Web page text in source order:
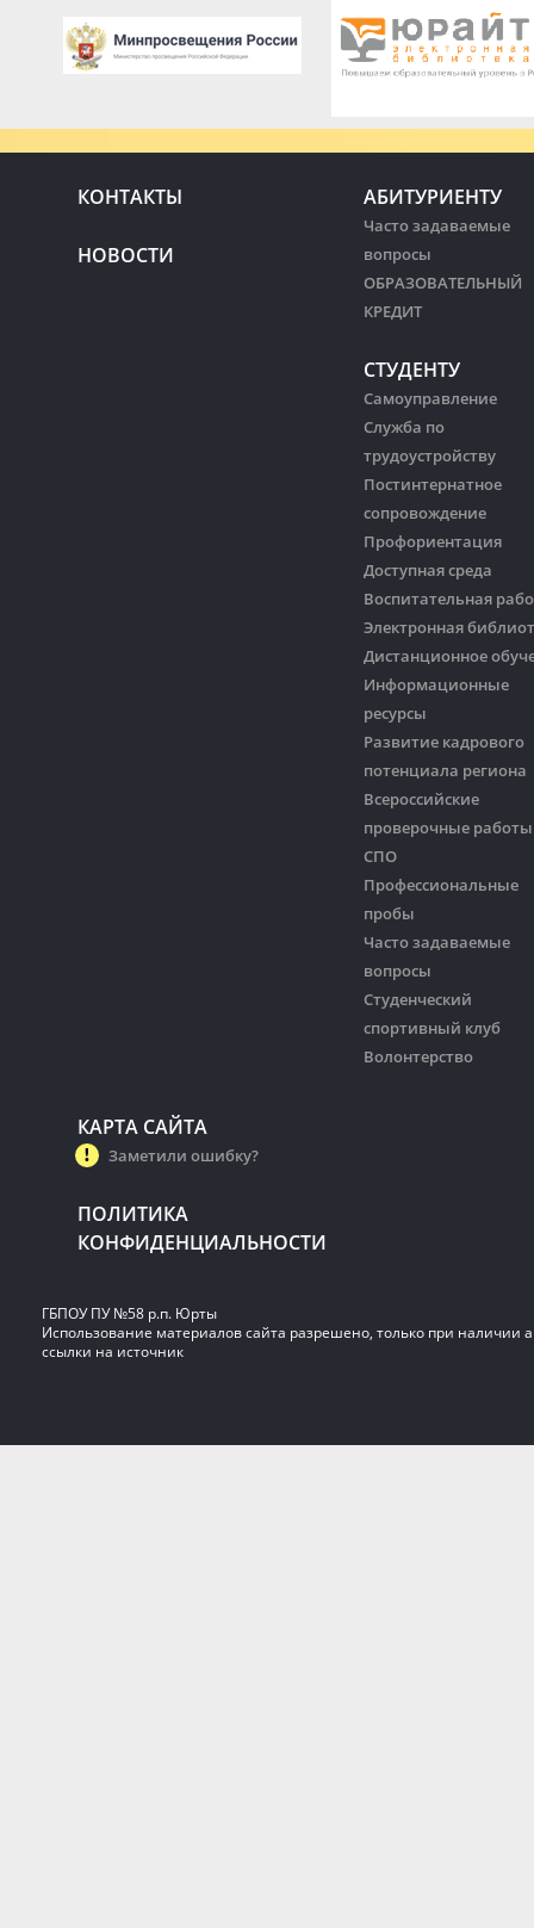
КОНТАКТЫ
НОВОСТИ
АБИТУРИЕНТУ
Часто задаваемые
вопросы
ОБРАЗОВАТЕЛЬНЫЙ
КРЕДИТ
СТУДЕНТУ
Самоуправление
Служба по
трудоустройству
Постинтернатное
сопровождение
Профориентация
Доступная среда
Воспитательная
Электронная
Дистанционное
Информационные
ресурсы
Развитие кадрового
потенциала региона
Всероссийские
проверочные работы
СПО
Профессиональные
пробы
Часто задаваемые
вопросы
Студенческий
спортивный клуб
Волонтерство
КАРТА САЙТА
Заметили ошибку?
ПОЛИТИКА
КОНФИДЕНЦИАЛЬНОСТИ
ГБПОУ ПУ №58 р.п. Юрты
Использование материалов сайта разрешено, только при наличии
ссылки на источник